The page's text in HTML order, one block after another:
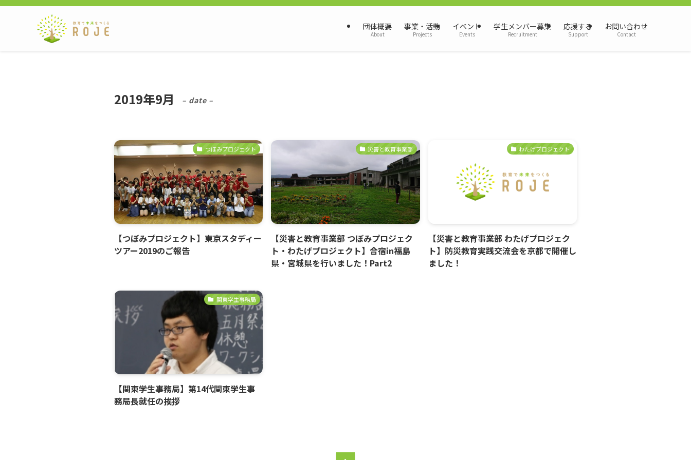
団体概要
About
事業・活動
Projects
イベント
Events
学生メンバー募集
Recruitment
応援する
Support
お問い合わせ
Contact
2019年9月 – date –
つぼみプロジェクト
【つぼみプロジェクト】東京スタディー
ツアー2019のご報告
災害と教育事業部
【災害と教育事業部 つぼみプロジェク
ト・わたげプロジェクト】合宿in福島
県・宮城県を行いました！Part2
わたげプロジェクト
【災害と教育事業部 わたげプロジェク
ト】防災教育実践交流会を京都で開催し
ました！
関東学生事務局
【関東学生事務局】第14代関東学生事
務局長就任の挨拶